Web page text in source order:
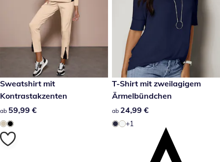
59,99 €
Sweatshirt mit
Kontrastakzenten
59,99 €
ab 59,99 €
24,99 €
T-Shirt mit zweilagigem
Ärmelbündchen
24,99 €
ab 24,99 €
+1